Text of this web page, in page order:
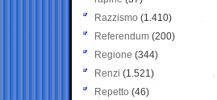
Razzismo (1.410)
Referendum (200)
Regione (344)
Renzi (1.521)
Repetto (46)